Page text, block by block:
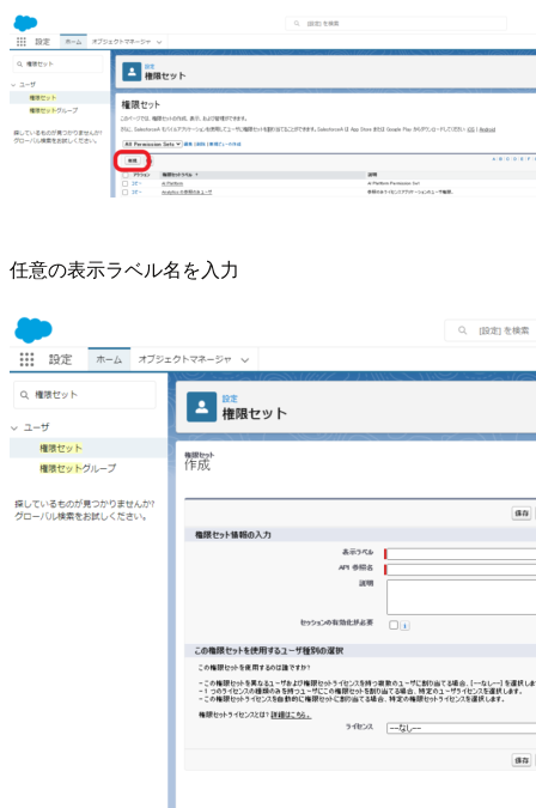
任意の表示ラベル名を入力